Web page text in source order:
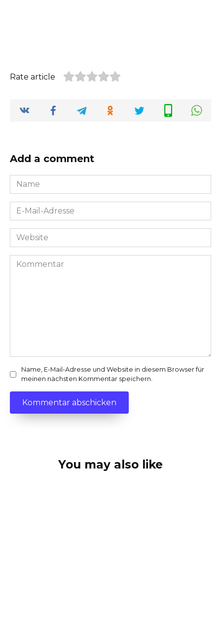
Rate article
Add a comment
Name
*
E-
Mail-
Adresse
Website
Kommentar
Name, E-Mail-Adresse und Website in diesem Browser für
meinen nächsten Kommentar speichern.
You may also like